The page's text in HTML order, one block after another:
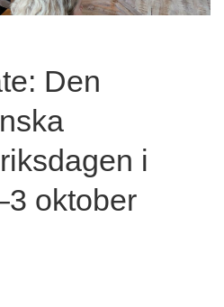
Den
i
oktober